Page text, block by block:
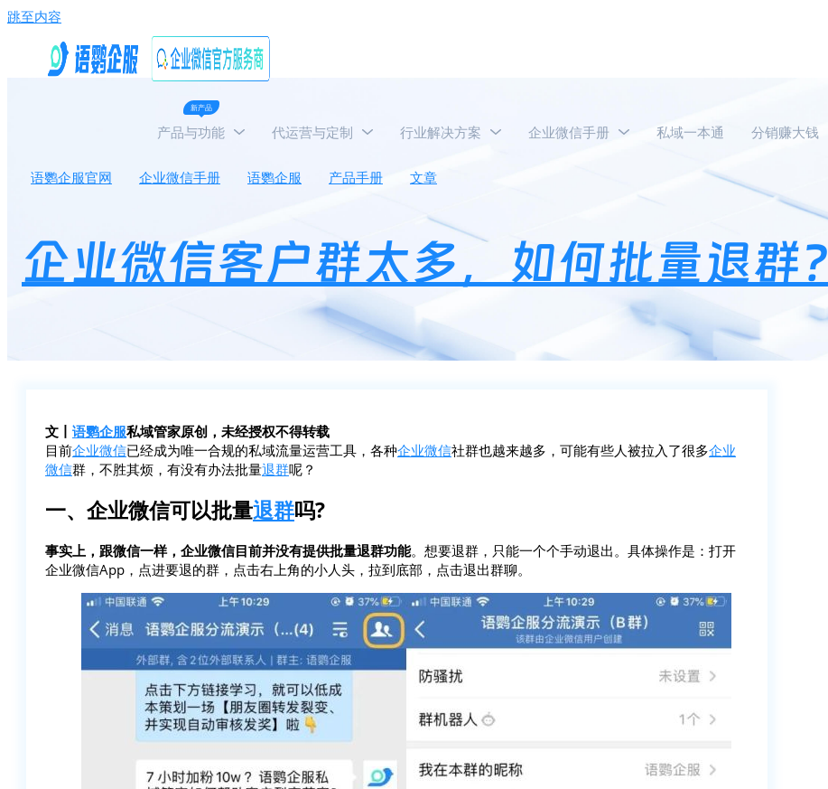
跳至内容
新产品
产品与功能 代运营与定制 行业解决方案 企业微信手册 私域一本通 分销赚大钱
语鹦企服官网 企业微信手册 语鹦企服 产品手册 文章
企业微信客户群太多，如何批量退群？
文丨 语鹦企服私域管家原创，未经授权不得转载
目前企业微信已经成为唯一合规的私域流量运营工具，各种企业微信社群也越来越多，可能有些人被拉入了很多企业
微信群，不胜其烦，有没有办法批量退群呢？
一、企业微信可以批量退群吗?
事实上，跟微信一样，企业微信目前并没有提供批量退群功能。想要退群，只能一个个手动退出。具体操作是：打开
企业微信App，点进要退的群，点击右上角的小人头，拉到底部，点击退出群聊。